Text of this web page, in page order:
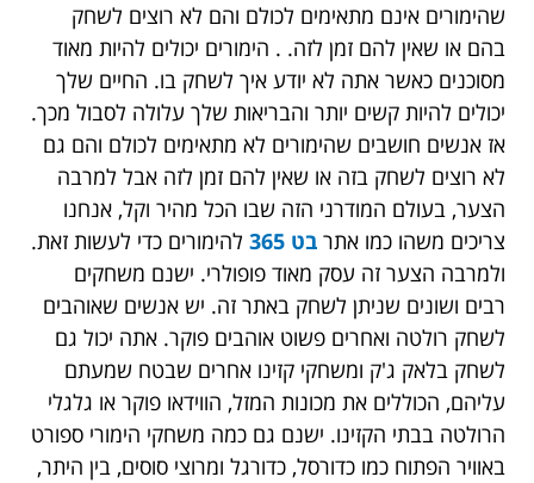
שהימורים אינם מתאימים לכולם והם לא רוצים לשחק
בהם או שאין להם זמן לזה. . הימורים יכולים להיות מאוד
מסוכנים כאשר אתה לא יודע איך לשחק בו. החיים שלך
יכולים להיות קשים יותר והבריאות שלך עלולה לסבול מכך.
אז אנשים חושבים שהימורים לא מתאימים לכולם והם גם
לא רוצים לשחק בזה או שאין להם זמן לזה אבל למרבה
הצער, בעולם המודרני הזה שבו הכל מהיר וקל, אנחנו
צריכים משהו כמו אתר בט 365
להימורים כדי לעשות זאת.
ולמרבה הצער זה עסק מאוד פופולרי. ישנם משחקים
רבים ושונים שניתן לשחק באתר זה. יש אנשים שאוהבים
לשחק רולטה ואחרים פשוט אוהבים פוקר. אתה יכול גם
לשחק בלאק ג'ק ומשחקי קזינו אחרים שבטח שמעתם
עליהם, הכוללים את מכונות המזל, הווידאו פוקר או גלגלי
הרולטה בבתי הקזינו. ישנם גם כמה משחקי הימורי ספורט
באוויר הפתוח כמו כדורסל, כדורגל ומרוצי סוסים, בין היתר,